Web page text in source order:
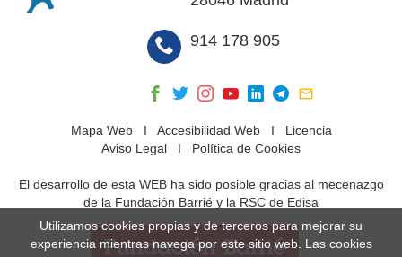
914 178 905
Mapa WebI Accesibilidad WebI Licencia
Aviso Legal I Política de Cookies
El desarrollo de esta WEB ha sido posible gracias al mecenazgo
de la Fundación Barrié y la RSC de Edisa
Utilizamos cookies propias y de terceros para mejorar su
experiencia mientras navega por este sitio web. Las cookies